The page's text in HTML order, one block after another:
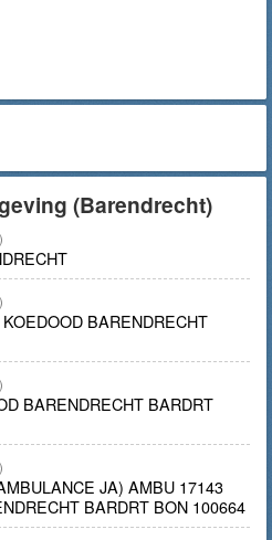
(Barendrecht)
BARENDRECHT
BARENDRECHT BARDRT
JA) AMBU 17143
BARDRT BON 100664